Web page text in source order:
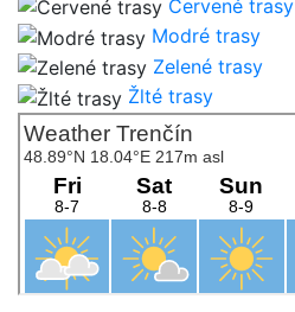
Červené trasy
Modré trasy
Zelené trasy
Žlté trasy